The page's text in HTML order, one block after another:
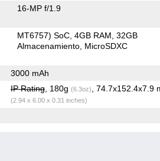
16-MP f/1.9
MT6757) SoC 4GB RAM 32GB
Almacenamiento MicroSDXC
3000 mAh
IP Rating, 180g (6.3oz) , 74.7x152.4x7.9
(2.94 x 6.00 x 0.31 inches)